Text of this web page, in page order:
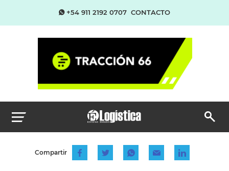
+54 911 2192 0707 CONTACTO
Compartir